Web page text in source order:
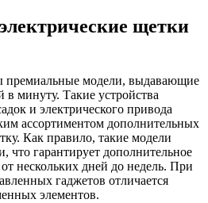
щетки
премиальные модели, выдавающие
в минуту. Такие устройства
и электрического привода
ассортиментом дополнительных
Как правило, такие модели
что гарантирует дополнительное
нескольких дней до недель. При
гаджетов отличается
элементов.